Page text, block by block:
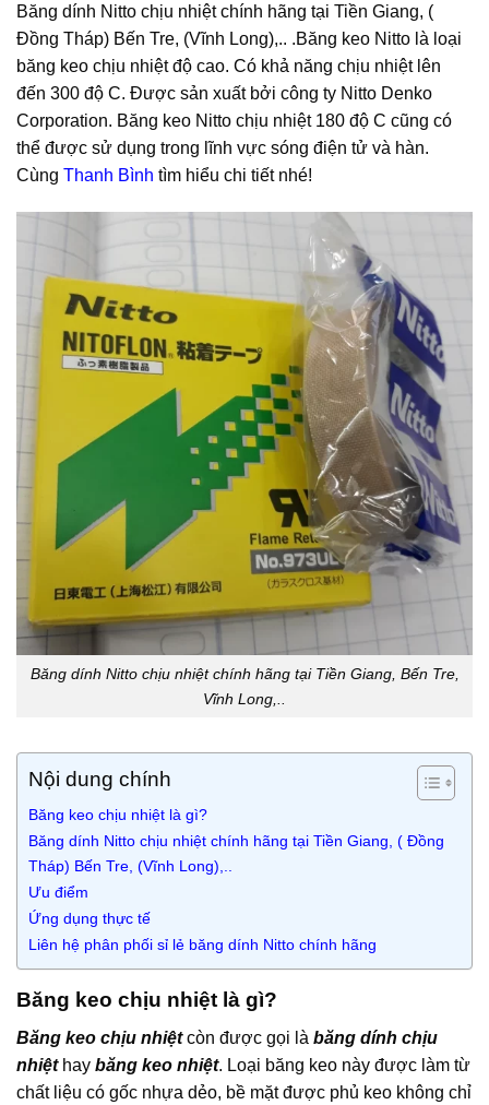
Băng dính Nitto chịu nhiệt chính hãng tại Tiền Giang, (
Đồng Tháp) Bến Tre, (Vĩnh Long),.. .Băng keo Nitto là loại
băng keo chịu nhiệt độ cao. Có khả năng chịu nhiệt lên
đến 300 độ C. Được sản xuất bởi công ty Nitto Denko
Corporation. Băng keo Nitto chịu nhiệt 180 độ C cũng có
thể được sử dụng trong lĩnh vực sóng điện tử và hàn.
Cùng Thanh Bình tìm hiểu chi tiết nhé!
Băng dính Nitto chịu nhiệt chính hãng tại Tiền Giang, Bến Tre,
Vĩnh Long,..
Nội dung chính
Băng keo chịu nhiệt là gì?
Băng dính Nitto chịu nhiệt chính hãng tại Tiền Giang, ( Đồng
Tháp) Bến Tre, (Vĩnh Long),..
Ưu điểm
Ứng dụng thực tế
Liên hệ phân phối sỉ lẻ băng dính Nitto chính hãng
Băng keo chịu nhiệt là gì?
Băng keo chịu nhiệtcòn được gọi là băng dính chịu
nhiệt hay băng keo nhiệt. Loại băng keo này được làm từ
chất liệu có gốc nhựa dẻo, bề mặt được phủ keo không chỉ